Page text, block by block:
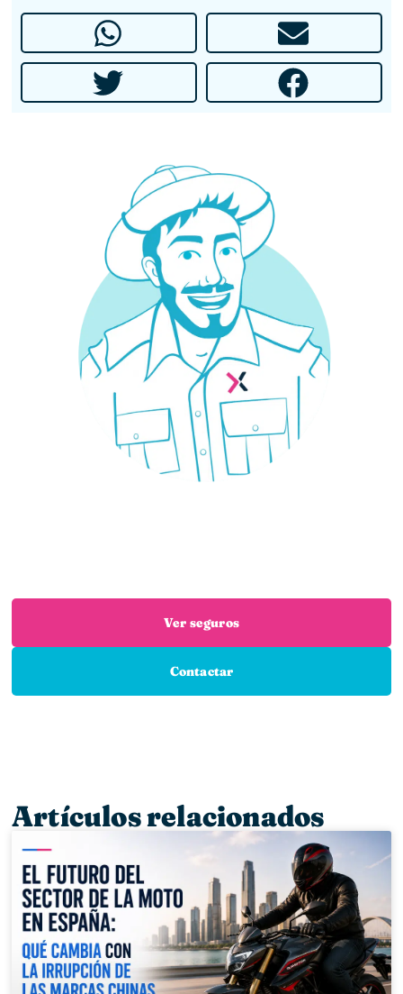
¿Necesitas un seguro?
Ver seguros
Contactar
Artículos relacionados